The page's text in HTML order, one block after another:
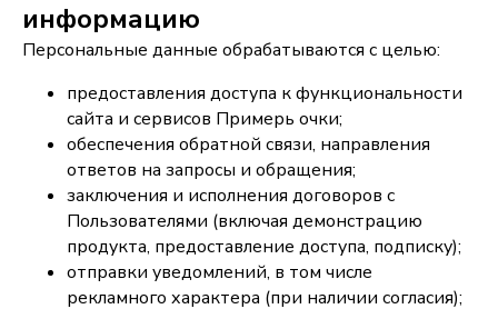
информацию
Персональные данные обрабатываются с целью:
предоставления доступа к функциональности
сайта и сервисов Примерь очки;
обеспечения обратной связи, направления
ответов на запросы и обращения;
заключения и исполнения договоров с
Пользователями (включая демонстрацию
продукта, предоставление доступа, подписку);
отправки уведомлений, в том числе
рекламного характера (при наличии согласия);